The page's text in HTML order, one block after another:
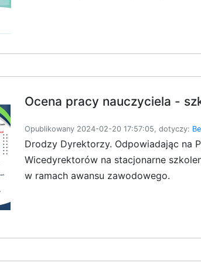
Ocena pracy nauczyciela -
Opublikowany 2024-02-20 17:57:05, dotyczy:
Drodzy Dyrektorzy. Odpowiadając na
Wicedyrektorów na stacjonarne
w ramach awansu zawodowego.